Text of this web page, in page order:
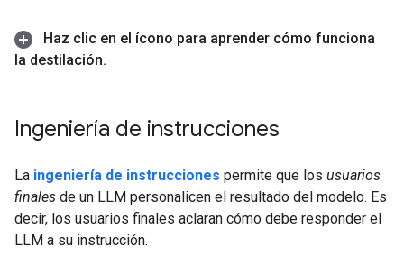
Haz clic en el ícono para aprender cómo funciona
la destilación.
Ingeniería de instrucciones
La ingeniería de instrucciones permite que los usuarios
finales de un LLM personalicen el resultado del modelo. Es
decir, los usuarios finales aclaran cómo debe responder el
LLM a su instrucción.